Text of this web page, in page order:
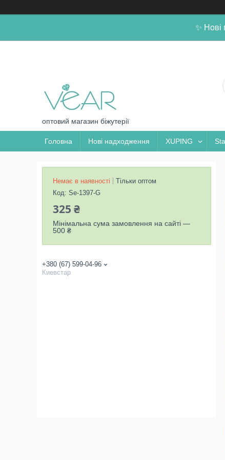
✨
оптовий магазин біжутерії
Головна Нові надходження XUPING
Немає в наявності
Тільки оптом
Код: Se-1397-G
325 ₴
Мінімальна сума замовлення на сайті —
500 ₴
+380 (67) 599-04-96
Киевстар